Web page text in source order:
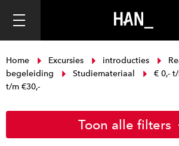
Home Excursies introducties
begeleiding
Studiemateriaal € 0,-
t/m €30,-
Toon alle filters